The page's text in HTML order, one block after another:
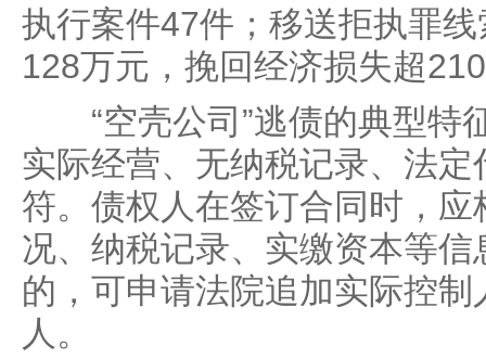
执行案件47件；移送拒执罪
128万元，挽回经济损失超
“空壳公司”逃债的典型特
实际经营、无纳税记录、法
符。债权人在签订合同时，
况、纳税记录、实缴资本等
的，可申请法院追加实际控
人。